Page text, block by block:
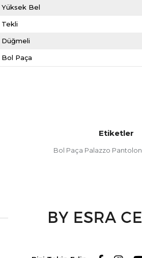
Yüksek Bel
Tekli
Düğmeli
Bol Paça
Etiketler
Bol Paça Palazzo Pantolon